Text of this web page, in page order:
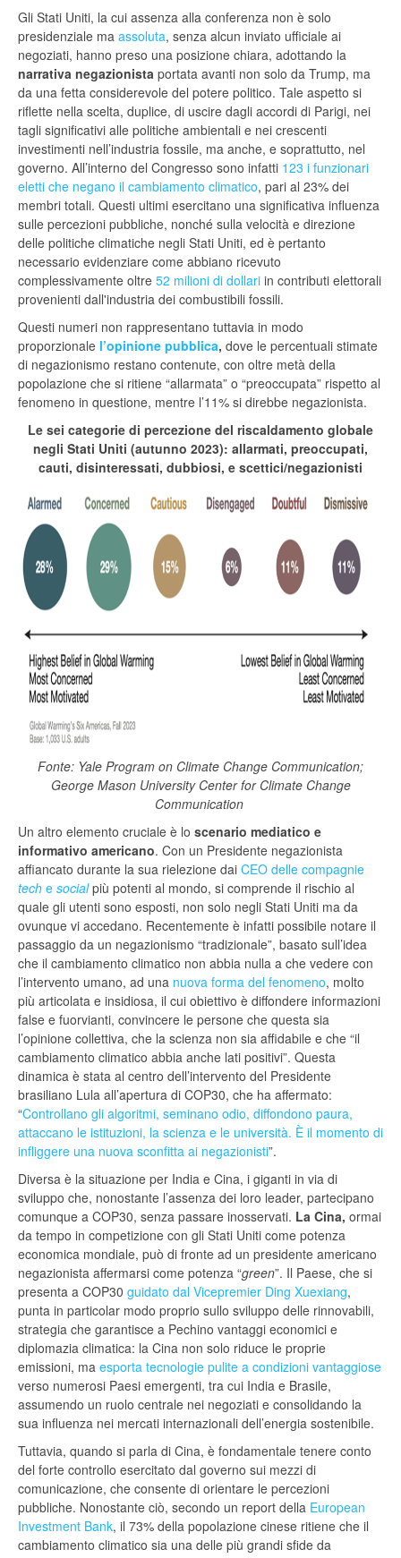
Gli Stati Uniti, la cui assenza alla conferenza non è solo
presidenziale ma assoluta, senza alcun inviato ufficiale ai
negoziati, hanno preso una posizione chiara, adottando la
narrativa negazionista portata avanti non solo da Trump, ma
da una fetta considerevole del potere politico. Tale aspetto si
riflette nella scelta, duplice, di uscire dagli accordi di Parigi, nei
tagli significativi alle politiche ambientali e nei crescenti
investimenti nell’industria fossile, ma anche, e soprattutto, nel
governo. All’interno del Congresso sono infatti 123 i funzionari
eletti che negano il cambiamento climatico, pari al 23% dei
membri totali. Questi ultimi esercitano una significativa influenza
sulle percezioni pubbliche, nonché sulla velocità e direzione
delle politiche climatiche negli Stati Uniti, ed è pertanto
necessario evidenziare come abbiano ricevuto
complessivamente oltre 52 milioni di dollari in contributi elettorali
provenienti dall'industria dei combustibili fossili.
Questi numeri non rappresentano tuttavia in modo
proporzionale l’opinione pubblica, dove le percentuali stimate
di negazionismo restano contenute, con oltre metà della
popolazione che si ritiene “allarmata” o “preoccupata” rispetto al
fenomeno in questione, mentre l’11% si direbbe negazionista.
Le sei categorie di percezione del riscaldamento globale
negli Stati Uniti (autunno 2023): allarmati, preoccupati,
cauti, disinteressati, dubbiosi, e scettici/negazionisti
Fonte: Yale Program on Climate Change Communication;
George Mason University Center for Climate Change
Communication
Un altro elemento cruciale è lo scenario mediatico e
informativo americano. Con un Presidente negazionista
affiancato durante la sua rielezione dai CEO delle compagnie
tech e socialpiù potenti al mondo, si comprende il rischio al
quale gli utenti sono esposti, non solo negli Stati Uniti ma da
ovunque vi accedano. Recentemente è infatti possibile notare il
passaggio da un negazionismo “tradizionale”, basato sull’idea
che il cambiamento climatico non abbia nulla a che vedere con
l’intervento umano, ad una nuova forma del fenomeno, molto
più articolata e insidiosa, il cui obiettivo è diffondere informazioni
false e fuorvianti, convincere le persone che questa sia
l’opinione collettiva, che la scienza non sia affidabile e che “il
cambiamento climatico abbia anche lati positivi”. Questa
dinamica è stata al centro dell’intervento del Presidente
brasiliano Lula all’apertura di COP30, che ha affermato:
“Controllano gli algoritmi, seminano odio, diffondono paura,
attaccano le istituzioni, la scienza e le università. È il momento di
infliggere una nuova sconfitta ai negazionisti”.
Diversa è la situazione per India e Cina, i giganti in via di
sviluppo che, nonostante l’assenza dei loro leader, partecipano
comunque a COP30, senza passare inosservati. La Cina, ormai
da tempo in competizione con gli Stati Uniti come potenza
economica mondiale, può di fronte ad un presidente americano
negazionista affermarsi come potenza “green”. Il Paese, che si
presenta a COP30 guidato dal Vicepremier Ding Xuexiang,
punta in particolar modo proprio sullo sviluppo delle rinnovabili,
strategia che garantisce a Pechino vantaggi economici e
diplomazia climatica: la Cina non solo riduce le proprie
emissioni, ma esporta tecnologie pulite a condizioni vantaggiose
verso numerosi Paesi emergenti, tra cui India e Brasile,
assumendo un ruolo centrale nei negoziati e consolidando la
sua influenza nei mercati internazionali dell’energia sostenibile.
Tuttavia, quando si parla di Cina, è fondamentale tenere conto
del forte controllo esercitato dal governo sui mezzi di
comunicazione, che consente di orientare le percezioni
pubbliche. Nonostante ciò, secondo un report della European
Investment Bank, il 73% della popolazione cinese ritiene che il
cambiamento climatico sia una delle più grandi sfide da